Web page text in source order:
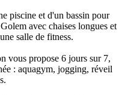
piscine et d'un bassin pour
avec chaises longues et
salle de fitness.
vous propose 6 jours sur 7,
: aquagym, jogging, réveil